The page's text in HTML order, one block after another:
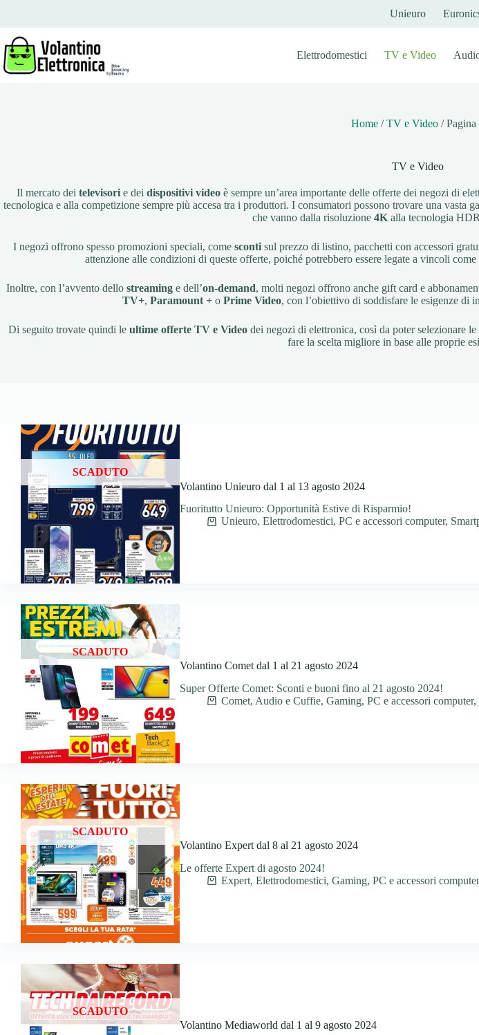
contenuto
Unieuro
Elettrodomestici TV e Video
Home /TV e Video /Pagina
TV e Video
Il mercato dei televisori e dei dispositivi videoè sempre un’area importante delle offerte dei negozi di
tecnologica e alla competizione sempre più accesa tra i produttori. I consumatori possono trovare una
che vanno dalla risoluzione 4Kalla tecnologia
I negozi offrono spesso promozioni speciali, comescontisul prezzo di listino, pacchetti con accessori
attenzione alle condizioni di queste offerte, poiché potrebbero essere legate a vincoli
Inoltre, con l’avvento dellostreaminge dell’on-demand, molti negozi offrono anche gift card e
TV+, Paramount +o Prime Video, con l’obiettivo di soddisfare le esigenze di
Di seguito trovate quindi le ultime offerte TV e Videodei negozi di elettronica, così da poter selezionare
fare la scelta migliore in base alle proprie
SCADUTO
Volantino Unieuro dal 1 al 13 agosto 2024
Fuoritutto Unieuro: Opportunità Estive di Risparmio!
Unieuro, Elettrodomestici, PC e accessori computer,
SCADUTO
Volantino Comet dal 1 al 21 agosto 2024
Super Offerte Comet: Sconti e buoni fino al 21 agosto 2024!
Comet, Audio e Cuffie, Gaming, PC e accessori computer,
SCADUTO
Volantino Expert dal 8 al 21 agosto 2024
Le offerte Expert di agosto 2024!
Expert, Elettrodomestici, Gaming, PC e accessori computer
SCADUTO
Volantino Mediaworld dal 1 al 9 agosto 2024